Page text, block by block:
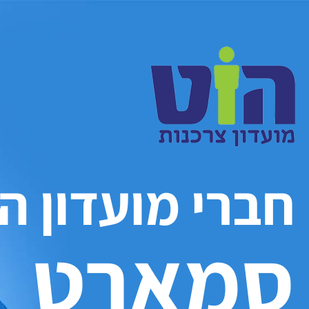
חברי מועדון
סמארט